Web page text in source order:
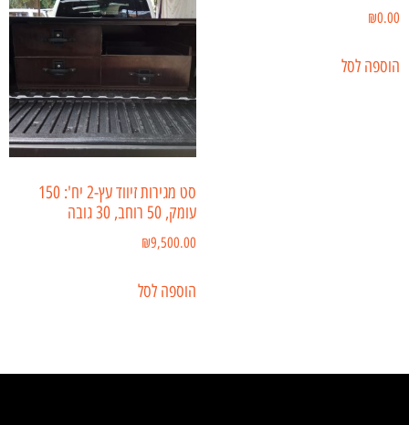
₪0.00
הוספה לסל
סט מגירות זיווד עץ-2 יח': 150
עומק, 50 רוחב, 30 גובה
₪9,500.00
הוספה לסל